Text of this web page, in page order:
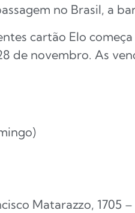
no Brasil, a
cartão Elo
de novembro. As
Matarazzo, 1705